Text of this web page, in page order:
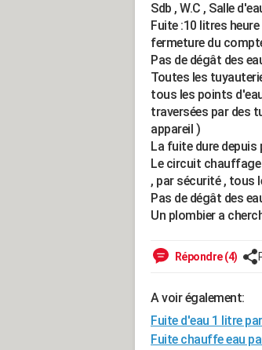
Sdb , W.C , Salle
Fuite :10 litres
fermeture du
Pas de dégât des
Toutes les
tous les points
traversées par des
appareil )
La fuite dure depuis
Le circuit
, par sécurité , tous
Pas de dégât des
Un plombier a
Répondre (4)
A voir également:
Fuite d'eau 1 litre
Fuite chauffe eau